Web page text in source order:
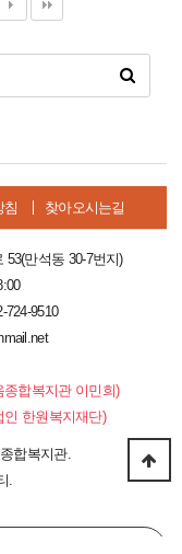
침 찾아오시는길
만석동 30-7번지)
724-9510
종합복지관 이민희)
인 한원복지재단)
합복지관.
.